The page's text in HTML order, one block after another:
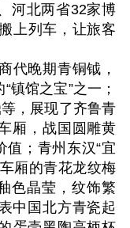
河北两省32家博
上列车，让旅客
晚期青铜钺，
镇馆之宝”之一；‌
，展现了齐鲁青
厢，‌战国圆雕黄
值；‌青州东汉“宜
厢的‌青花龙纹梅
色晶莹，纹饰繁
中国北方青瓷起